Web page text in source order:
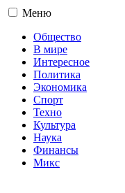
Меню
Общество
В мире
Интересное
Политика
Экономика
Спорт
Техно
Культура
Наука
Финансы
Микс